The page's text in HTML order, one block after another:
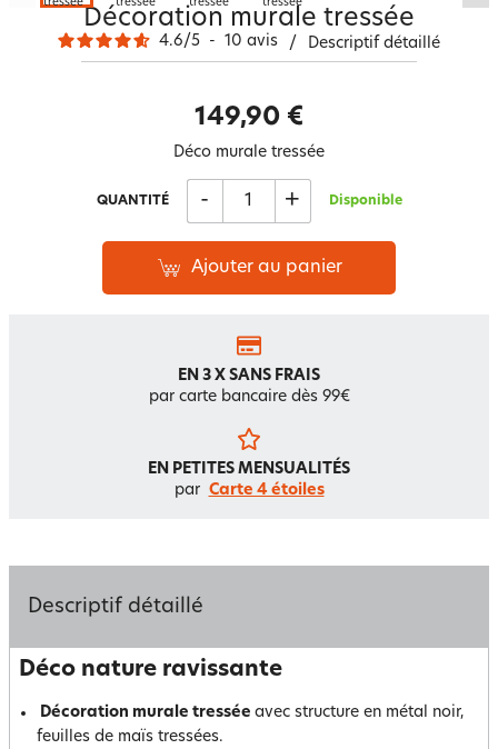
Décoration murale tressée
4.6/5 - 10 avis / Descriptif détaillé
149,90 €
Déco murale tressée
QUANTITÉ - + Disponible
Ajouter au panier
EN 3 X SANS FRAIS
par carte bancaire dès 99€
EN PETITES MENSUALITÉS
par Carte 4 étoiles
Descriptif détaillé
Déco nature ravissante
Décoration murale tressée avec structure en métal noir,
feuilles de maïs tressées.